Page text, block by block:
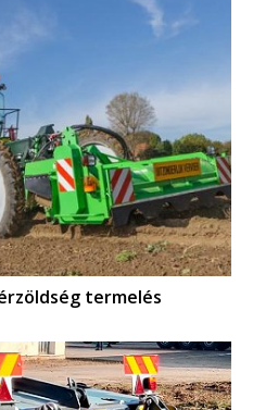
termelés